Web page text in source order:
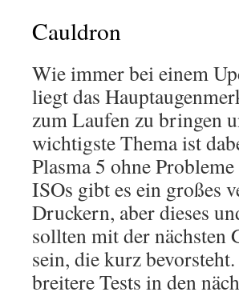
Cauldron
Wie immer bei einem
liegt das
zum Laufen zu bringen
wichtigste Thema ist
Plasma 5 ohne
ISOs gibt es ein großes
Druckern, aber dieses
sollten mit der nächsten
sein, die kurz
breitere Tests in den